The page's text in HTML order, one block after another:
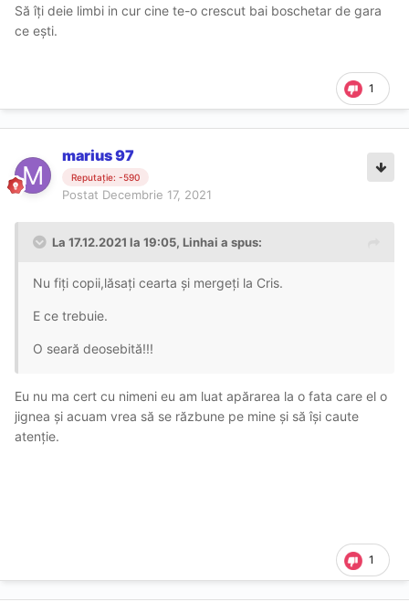
Să îți deie limbi in cur cine te-o crescut bai boschetar de gara
ce ești.
1
marius 97
Reputație: -590
Postat Decembrie 17, 2021
La 17.12.2021 la 19:05, Linhai a spus:
Nu fiți copii,lăsați cearta și mergeți la Cris.
E ce trebuie.
O seară deosebită!!!
Eu nu ma cert cu nimeni eu am luat apărarea la o fata care el o
jignea și acuam vrea să se răzbune pe mine și să își caute
atenție.
1